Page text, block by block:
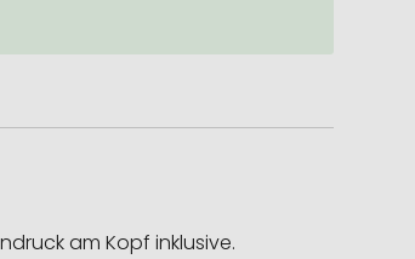
am Kopf inklusive.